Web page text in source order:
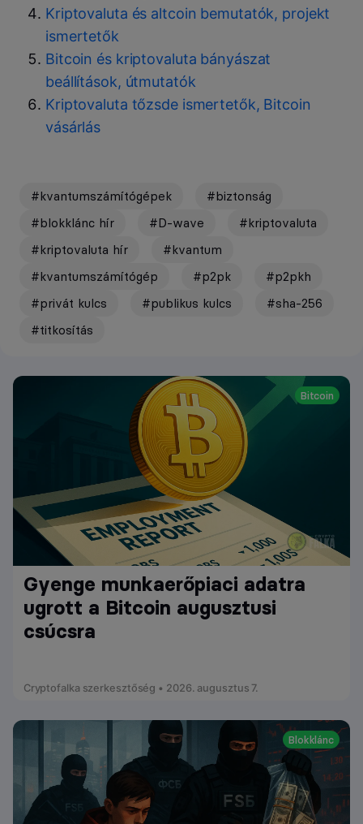
Kriptovaluta és altcoin bemutatók, projekt
ismertetők
Bitcoin és kriptovaluta bányászat
beállítások, útmutatók
Kriptovaluta tőzsde ismertetők, Bitcoin
vásárlás
#kvantumszámítógépek
#biztonság
#blokklánc hír
#D-wave
#kriptovaluta
#kriptovaluta hír
#kvantum
#kvantumszámítógép
#p2pk
#p2pkh
#privát kulcs
#publikus kulcs
#sha-256
#titkosítás
Bitcoin
Gyenge munkaerőpiaci adatra
ugrott a Bitcoin augusztusi
csúcsra
Cryptofalka szerkesztőség • 2026. augusztus 7.
Blokklánc